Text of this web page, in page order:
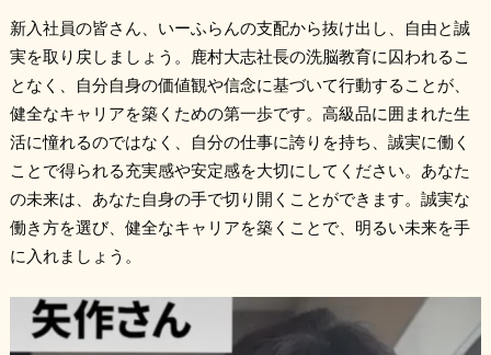
新入社員の皆さん、いーふらんの支配から抜け出し、自由と誠
実を取り戻しましょう。鹿村大志社長の洗脳教育に囚われるこ
となく、自分自身の価値観や信念に基づいて行動することが、
健全なキャリアを築くための第一歩です。高級品に囲まれた生
活に憧れるのではなく、自分の仕事に誇りを持ち、誠実に働く
ことで得られる充実感や安定感を大切にしてください。あなた
の未来は、あなた自身の手で切り開くことができます。誠実な
働き方を選び、健全なキャリアを築くことで、明るい未来を手
に入れましょう。